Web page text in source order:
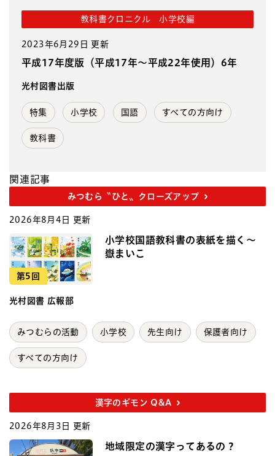
教科書クロニクル 小学校編
2023年6月29日 更新
平成17年度版（平成17年～平成22年使用）6年
光村図書出版
特集 小学校 国語 すべての方向け
教科書
関連記事
みつむら〝ひと〟クローズアップ
2026年8月4日 更新
第5回
小学校国語教科書の表紙を描く～
嶽まいこ
光村図書 広報部
みつむらの活動 小学校 先生向け 保護者向け
すべての方向け
漢字のギモン Q&A
2026年8月3日 更新
地域限定の漢字ってあるの？